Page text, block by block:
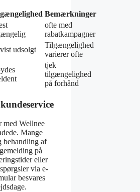
Bemærkninger
ofte med
rabatkampagner
udsolgt
Tilgængelighed
varierer ofte
tjek
tilgængelighed
på forhånd
med Wellnee
Mange
behandling af
på
eller
via e-
besvares